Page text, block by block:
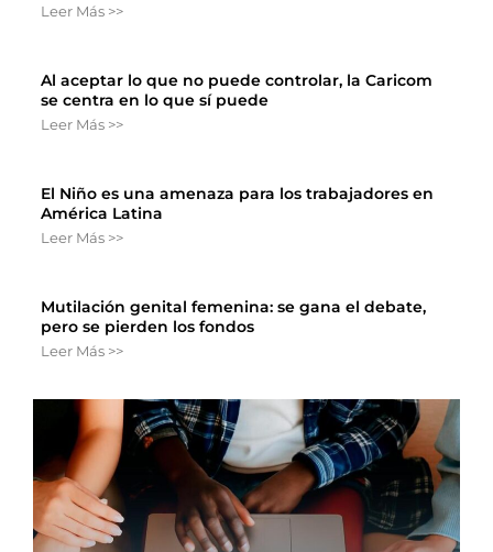
Leer Más >>
Al aceptar lo que no puede controlar, la Caricom
se centra en lo que sí puede
Leer Más >>
El Niño es una amenaza para los trabajadores en
América Latina
Leer Más >>
Mutilación genital femenina: se gana el debate,
pero se pierden los fondos
Leer Más >>